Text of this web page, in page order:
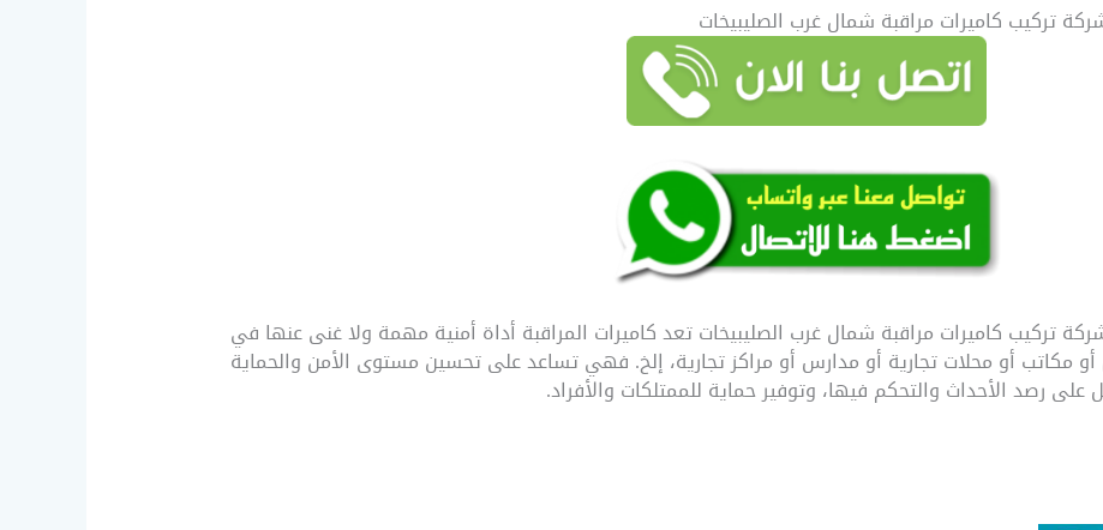
مراقبة شروق / 51226224 / شركة تركيب كاميرات مراقبة شمال غرب الصليبيخات تعد كاميرات المراقبة أداة أمنية مهمة ولا غنى عنها في
أو مكاتب أو محلات تجارية أو مدارس أو مراكز تجارية، إلخ. فهي تساعد على تحسين مستوى الأمن والحماية
على رصد الأحداث والتحكم فيها، وتوفير حماية للممتلكات والأفراد.